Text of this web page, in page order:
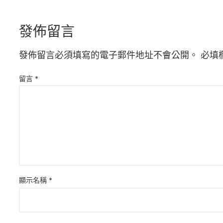
發佈留言
發佈留言必須填寫的電子郵件地址不會公開。 必填
留言 *
顯示名稱 *